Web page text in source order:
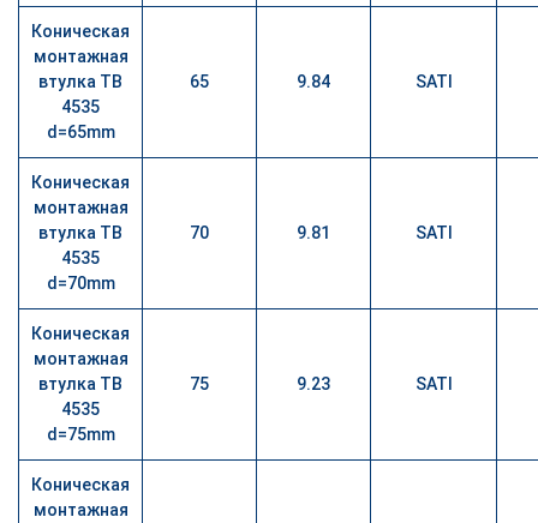
Коническая
монтажная
втулка TB
4535
d=65mm
65 9.84 SATI
Коническая
монтажная
втулка TB
4535
d=70mm
70 9.81 SATI
Коническая
монтажная
втулка TB
4535
d=75mm
75 9.23 SATI
Коническая
монтажная